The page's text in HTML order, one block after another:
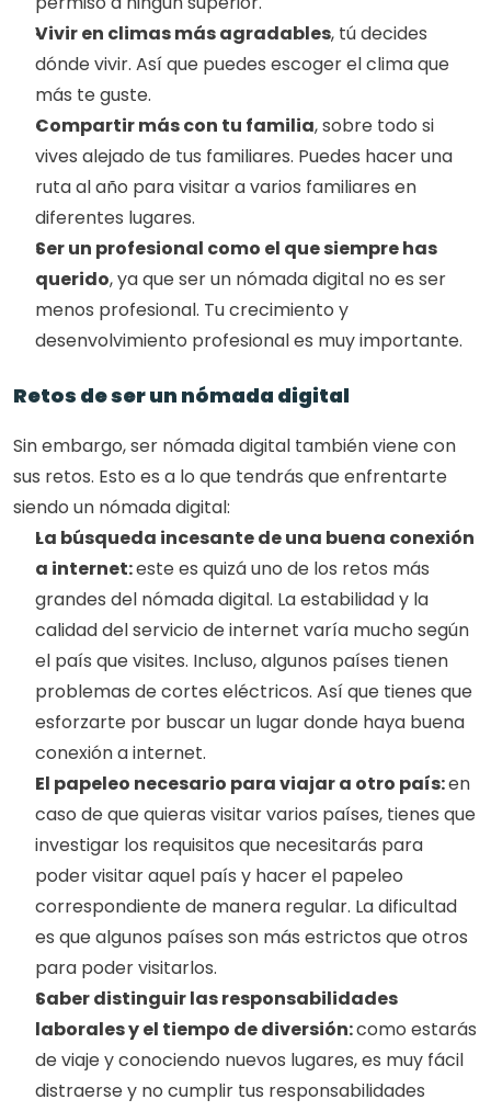
Vivir en climas más agradables, tú decides
dónde vivir. Así que puedes escoger el clima que
más te guste.
Compartir más con tu familia, sobre todo si
vives alejado de tus familiares. Puedes hacer una
ruta al año para visitar a varios familiares en
diferentes lugares.
Ser un profesional como el que siempre has
querido, ya que ser un nómada digital no es ser
menos profesional. Tu crecimiento y
desenvolvimiento profesional es muy importante.
Retos de ser un nómada digital
Sin embargo, ser nómada digital también viene con
sus retos. Esto es a lo que tendrás que enfrentarte
siendo un nómada digital:
La búsqueda incesante de una buena conexión
a internet: este es quizá uno de los retos más
grandes del nómada digital. La estabilidad y la
calidad del servicio de internet varía mucho según
el país que visites. Incluso, algunos países tienen
problemas de cortes eléctricos. Así que tienes que
esforzarte por buscar un lugar donde haya buena
conexión a internet.
El papeleo necesario para viajar a otro país: en
caso de que quieras visitar varios países, tienes que
investigar los requisitos que necesitarás para
poder visitar aquel país y hacer el papeleo
correspondiente de manera regular. La dificultad
es que algunos países son más estrictos que otros
para poder visitarlos.
Saber distinguir las responsabilidades
laborales y el tiempo de diversión: como estarás
de viaje y conociendo nuevos lugares, es muy fácil
distraerse y no cumplir tus responsabilidades